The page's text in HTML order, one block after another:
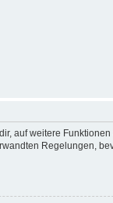
auf weitere
Regelungen,